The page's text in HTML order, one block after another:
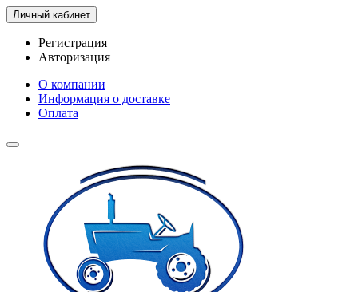
Личный кабинет
Регистрация
Авторизация
О компании
Информация о доставке
Оплата